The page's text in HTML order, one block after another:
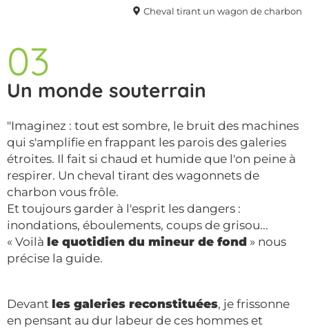
Cheval tirant un wagon de charbon
03
Un monde souterrain
"Imaginez : tout est sombre, le bruit des machines
qui s'amplifie en frappant les parois des galeries
étroites. Il fait si chaud et humide que l'on peine à
respirer. Un cheval tirant des wagonnets de
charbon vous frôle.
Et toujours garder à l'esprit les dangers :
inondations, éboulements, coups de grisou...
« Voilà le quotidien du mineur de fond » nous
précise la guide.
Devant les galeries reconstituées, je frissonne
en pensant au dur labeur de ces hommes et